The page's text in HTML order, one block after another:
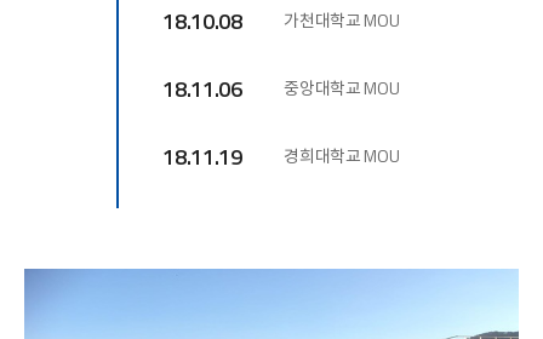
18.10.08 가천대학교 MOU
18.11.06 중앙대학교 MOU
18.11.19 경희대학교 MOU